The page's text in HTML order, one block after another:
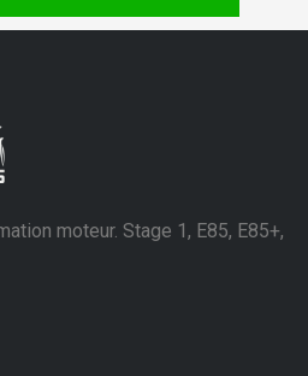
moteur. Stage 1, E85, E85+,